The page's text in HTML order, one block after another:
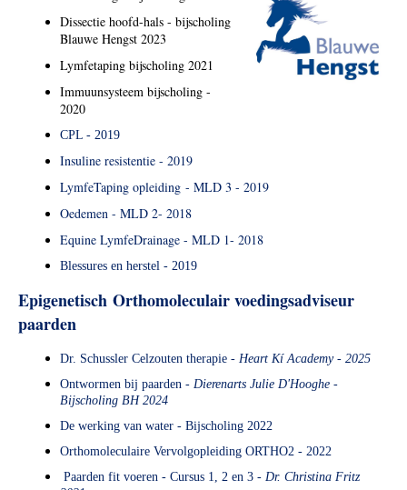
Dissectie hoofd-hals - bijscholing
Blauwe Hengst 2023
Lymfetaping bijscholing 2021
Immuunsysteem bijscholing -
2020
CPL - 2019
Insuline resistentie - 2019
LymfeTaping opleiding - MLD 3 - 2019
Oedemen - MLD 2- 2018
Equine LymfeDrainage - MLD 1- 2018
Blessures en herstel - 2019
Epigenetisch Orthomoleculair voedingsadviseur
paarden
Dr. Schussler Celzouten therapie - Heart Kí Academy - 2025
Ontwormen bij paarden - Dierenarts Julie D'Hooghe -
Bijscholing BH 2024
De werking van water - Bijscholing 2022
Orthomoleculaire Vervolgopleiding ORTHO2 - 2022
Paarden fit voeren - Cursus 1, 2 en 3 - Dr. Christina Fritz